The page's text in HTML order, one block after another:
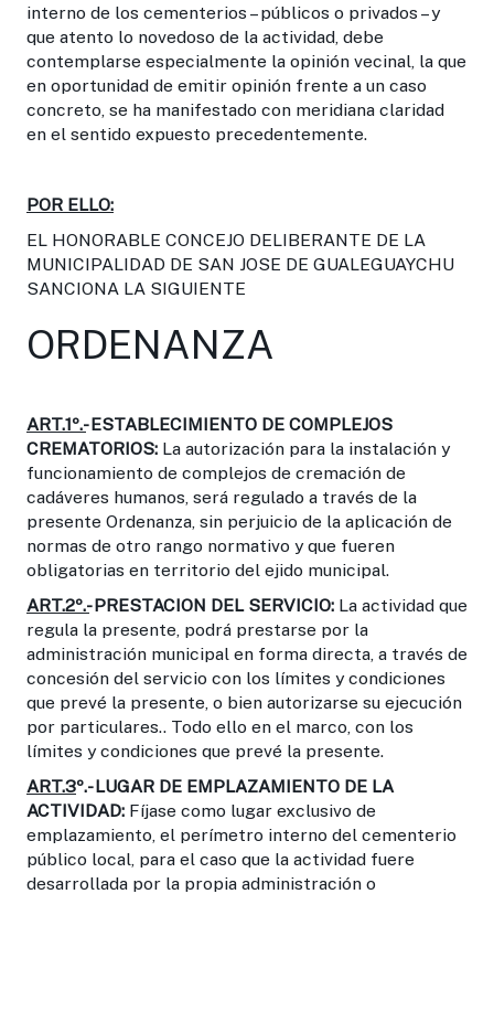
interno de los cementerios – públicos o privados – y
que atento lo novedoso de la actividad, debe
contemplarse especialmente la opinión vecinal, la que
en oportunidad de emitir opinión frente a un caso
concreto, se ha manifestado con meridiana claridad
en el sentido expuesto precedentemente.
POR ELLO:
EL HONORABLE CONCEJO DELIBERANTE DE LA
MUNICIPALIDAD DE SAN JOSE DE GUALEGUAYCHU
SANCIONA LA SIGUIENTE
ORDENANZA
ART.1º.-ESTABLECIMIENTO DE COMPLEJOS
CREMATORIOS: La autorización para la instalación y
funcionamiento de complejos de cremación de
cadáveres humanos, será regulado a través de la
presente Ordenanza, sin perjuicio de la aplicación de
normas de otro rango normativo y que fueren
obligatorias en territorio del ejido municipal.
ART.2º.-PRESTACION DEL SERVICIO: La actividad que
regula la presente, podrá prestarse por la
administración municipal en forma directa, a través de
concesión del servicio con los límites y condiciones
que prevé la presente, o bien autorizarse su ejecución
por particulares.. Todo ello en el marco, con los
límites y condiciones que prevé la presente.
ART.3º.- LUGAR DE EMPLAZAMIENTO DE LA
ACTIVIDAD: Fíjase como lugar exclusivo de
emplazamiento, el perímetro interno del cementerio
público local, para el caso que la actividad fuere
desarrollada por la propia administración o